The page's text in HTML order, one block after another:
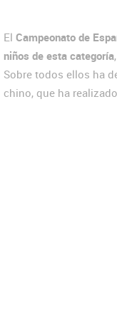
El Campeonato de
niños de esta categoría
Sobre todos ellos ha
chino, que ha